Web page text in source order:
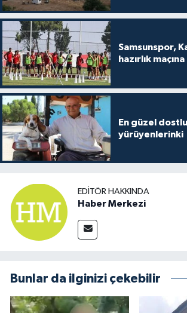
Samsunspor,
hazırlık
En güzel
yürüyenlerinki
EDITÖR HAKKINDA
Haber Merkezi
Bunlar da ilginizi çekebilir